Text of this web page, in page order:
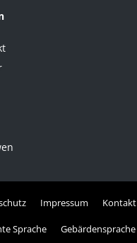
Impressum Kontakt
Sprache Gebärdensprache